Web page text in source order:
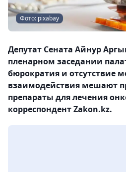
Фото: pixabay
Депутат Сената Айнур
пленарном заседании
бюрократия и отсутствие
взаимодействия мешают
препараты для лечения
корреспондент Zakon.kz.